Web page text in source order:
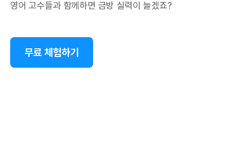
영어 고수들과 함께하면 금방 실력이 늘겠죠?
무료 체험하기